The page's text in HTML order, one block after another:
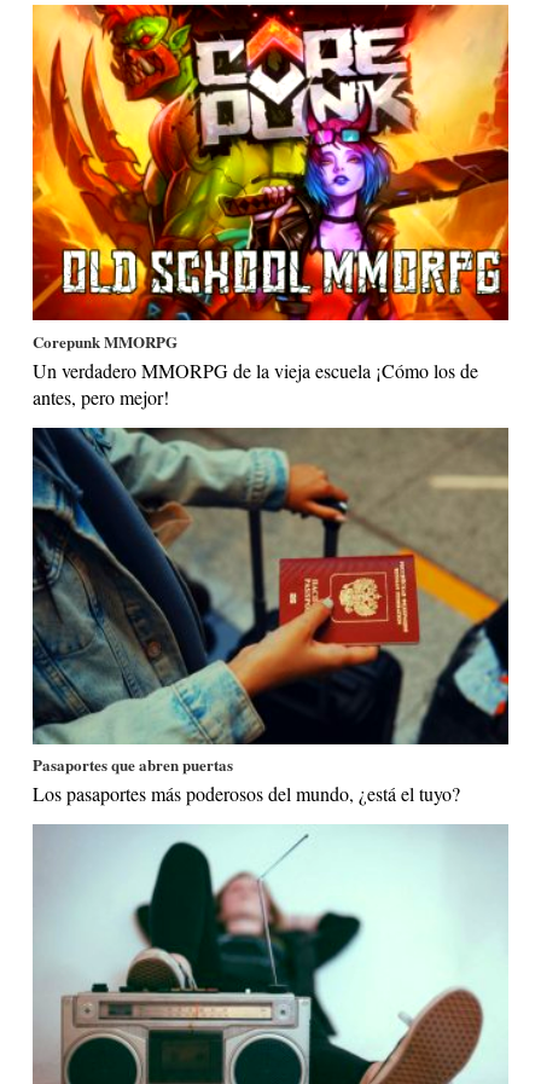
Corepunk MMORPG
Un verdadero MMORPG de la vieja escuela ¡Cómo los de
antes, pero mejor!
Pasaportes que abren puertas
Los pasaportes más poderosos del mundo, ¿está el tuyo?